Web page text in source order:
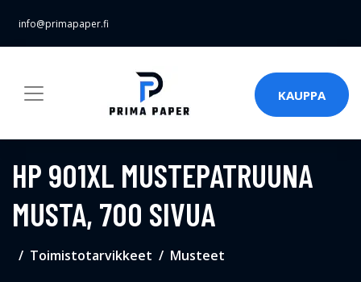
info@primapaper.fi
KAUPPA
HP 901XL MUSTEPATRUUNA
MUSTA, 700 SIVUA
Toimistotarvikkeet Musteet